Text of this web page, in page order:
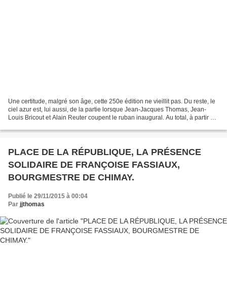
Une certitude, malgré son âge, cette 250e édition ne vieillit pas. Du reste, le
ciel azur est, lui aussi, de la partie lorsque Jean-Jacques Thomas, Jean-
Louis Bricout et Alain Reuter coupent le ruban inaugural. Au total, à partir de
PLACE DE LA RÉPUBLIQUE, LA PRÉSENCE
SOLIDAIRE DE FRANÇOISE FASSIAUX,
BOURGMESTRE DE CHIMAY.
Publié le 29/11/2015 à 00:04
Par jjthomas